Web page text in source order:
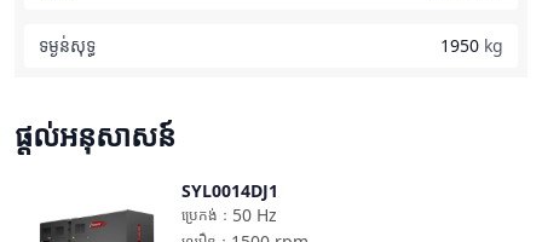
ទម្ងន់​សុទ្ធ 1950 kg
ផ្តល់អនុសាសន៍
SYL0014DJ1
50 Hz
ប្រេកង់ ：